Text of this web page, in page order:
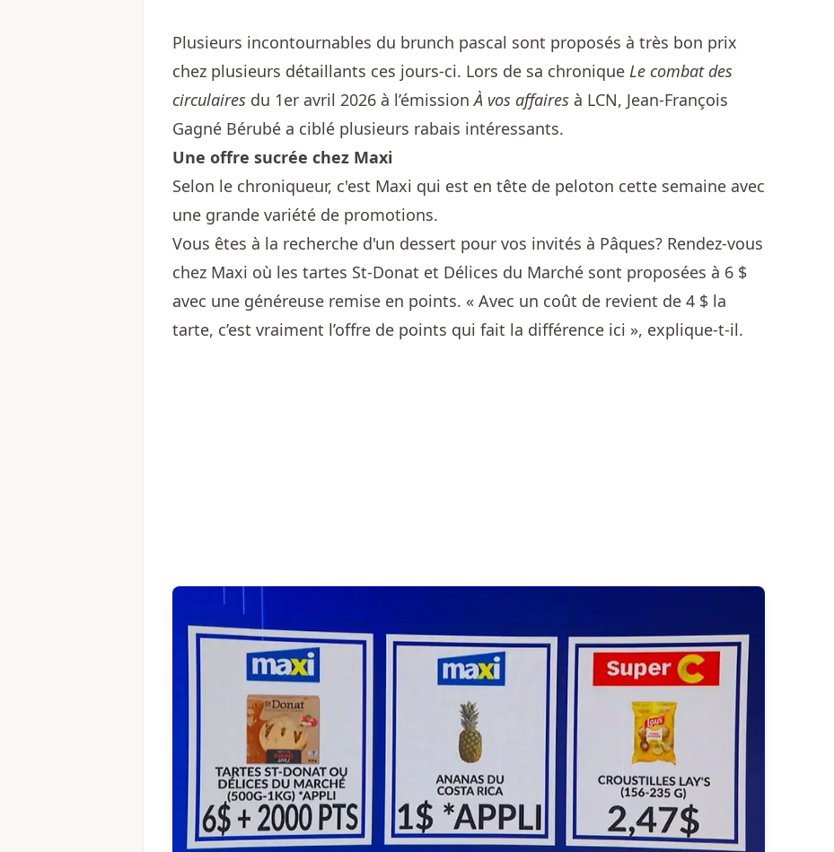
Plusieurs incontournables du brunch pascal sont proposés à très bon prix
chez plusieurs détaillants ces jours-ci. Lors de sa chronique Le combat des
circulaires du 1er avril 2026 à l’émissionÀ vos affaires à LCN, Jean-François
Gagné Bérubé a ciblé plusieurs rabais intéressants.
Une offre sucrée chez Maxi
Selon le chroniqueur, c'est Maxi qui est en tête de peloton cette semaine avec
une grande variété de promotions.
Vous êtes à la recherche d'un dessert pour vos invités à Pâques? Rendez-vous
chez Maxi où les tartes St-Donat et Délices du Marché sont proposées à 6 $
avec une généreuse remise en points. « Avec un coût de revient de 4 $ la
tarte, c’est vraiment l’offre de points qui fait la différence ici », explique-t-il.